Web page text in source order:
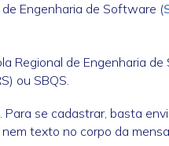
Engenharia de Software (
Regional de Engenharia
ou SBQS.
se cadastrar, basta
texto no corpo da